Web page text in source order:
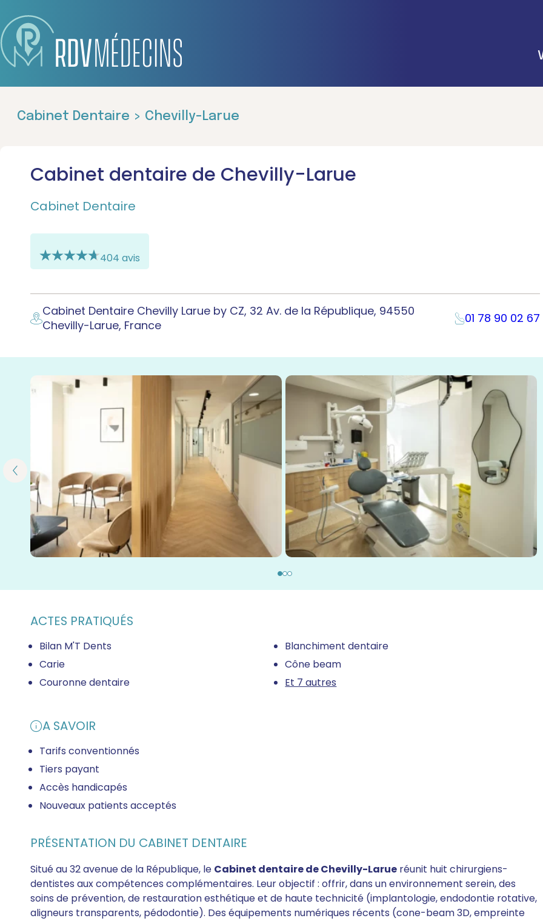
Cabinet Dentaire > Chevilly-Larue
Cabinet dentaire de Chevilly-Larue
Cabinet Dentaire
404 avis
Cabinet Dentaire Chevilly Larue by CZ, 32 Av. de la République, 94550
Chevilly-Larue, France
01 78 90 02 67
ACTES PRATIQUÉS
Bilan M'T Dents
Blanchiment dentaire
Carie
Cône beam
Couronne dentaire
Et 7 autres
A SAVOIR
Tarifs conventionnés
Tiers payant
Accès handicapés
Nouveaux patients acceptés
PRÉSENTATION DU CABINET DENTAIRE
Situé au 32 avenue de la République, le Cabinet dentaire de Chevilly-Larue réunit huit chirurgiens-
dentistes aux compétences complémentaires. Leur objectif : offrir, dans un environnement serein, des
soins de prévention, de restauration esthétique et de haute technicité (implantologie, endodontie rotative,
aligneurs transparents, pédodontie). Des équipements numériques récents (cone-beam 3D, empreinte